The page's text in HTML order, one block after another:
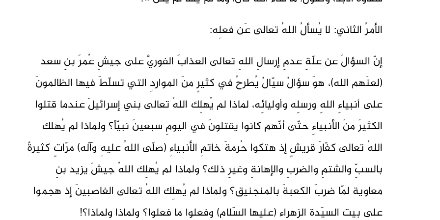
الأمرُ الثاني: لا يُسألُ اللهُ تعالى عَن فعلِه:
إنّ السؤالَ عن علّةِ عدمِ إرسالِ اللهِ تعالى العذابَ الفوريَّ على جيشِ عُمرَ بنِ سعد
(لعنَهم الله)، هوَ سؤالٌ سيّالٌ يُطرحُ في كثيرٍ منَ المواردِ التي تسلّطَ فيها الظالمونَ
على أنبياءِ اللهِ ورسلِه وأوليائِه، لماذا لم يُهلِك اللهُ تعالى بني إسرائيلَ عندما قتلوا
الكثيرَ منَ الأنبياءِ حتّى أنّهم كانوا يقتلونَ في اليومِ سبعينَ نبيّاً؟ ولماذا لم يُهلك
اللهُ تعالى كفّارَ قريشٍ إذ هتكوا حُرمةَ خاتمِ الأنبياءِ (صلّى اللهُ عليهِ وآله) مرّاتٍ كثيرةً
بالسبِّ والشتمِ والضربِ والإهانةِ وغيرِ ذلك؟ ولماذا لم يُهلِك اللهُ جيشَ يزيد بنِ
معاوية لمّا ضربَ الكعبةَ بالمنجنيق؟ ولماذا لم يُهلِك اللهُ تعالى الغاصبينَ إذ هجموا
على بيتِ السيّدةِ الزهراءِ (عليها السّلام) وفعلوا ما فعلوا؟ ولماذا ولماذا؟!